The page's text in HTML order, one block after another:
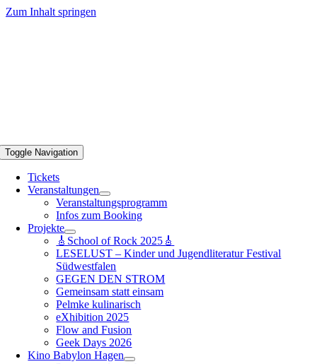
Zum Inhalt springen
Toggle Navigation
Tickets
Veranstaltungen
Veranstaltungsprogramm
Infos zum Booking
Projekte
🎸School of Rock 2025🎸
LESELUST – Kinder und Jugendliteratur Festival
Südwestfalen
GEGEN DEN STROM
Gemeinsam statt einsam
Pelmke kulinarisch
eXhibition 2025
Flow and Fusion
Geek Days 2026
Kino Babylon Hagen